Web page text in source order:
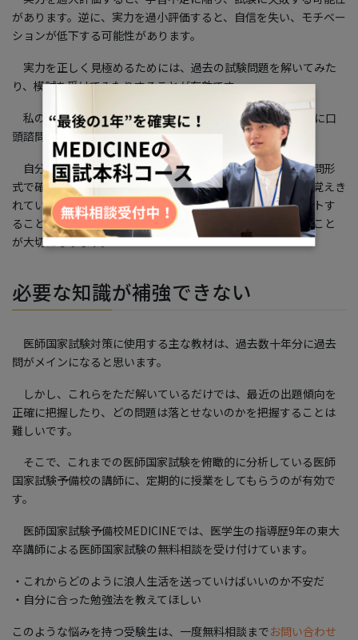
があります。逆に、実力を過小評価すると、自信を失い、モチベー
ションが低下する可能性があります。
実力を正しく見極めるためには、過去の試験問題を解いてみた
り、模試を受けてみたりすることが有効です。
私の指導経験上、おすすめなのは、予備校の授業で定期的に口
頭諮問を行って、知識の定着度を確認することです。
自分では理解しているはずと思っている内容でも、口頭諮問形
式で確認すると実は理解が間違っていたり、最後まで正確に覚えき
れていない内容が多いことに気がつくでしょう。アウトプットす
ることで、どの部分の理解が足りていないかを把握していくこと
が大切になります。
必要な知識が補強できない
医師国家試験対策に使用する主な教材は、過去数十年分に過去
問がメインになると思います。
しかし、これらをただ解いているだけでは、最近の出題傾向を
正確に把握したり、どの問題は落とせないのかを把握することは
難しいです。
そこで、これまでの医師国家試験を俯瞰的に分析している医師
国家試験予備校の講師に、定期的に授業をしてもらうのが有効で
す。
医師国家試験予備校MEDICINEでは、医学生の指導歴9年の東大
卒講師による医師国家試験の無料相談を受け付けています。
・これからどのように浪人生活を送っていけばいいのか不安だ
・自分に合った勉強法を教えてほしい
このような悩みを持つ受験生は、一度無料相談までお問い合わせ